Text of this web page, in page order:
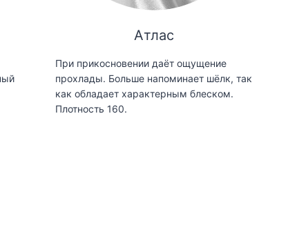
Атлас
При прикосновении даёт ощущение
прохлады. Больше напоминает шёлк, так
как обладает характерным блеском.
Плотность 160.